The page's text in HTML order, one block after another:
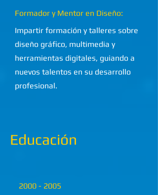
Formador y Mentor en Diseño:
Impartir formación y talleres sobre
diseño gráfico, multimedia y
herramientas digitales, guiando a
nuevos talentos en su desarrollo
profesional.
Educación
2000 - 2005